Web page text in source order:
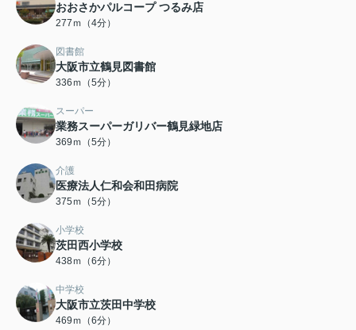
おおさかパルコープ つるみ店
277ｍ（4分）
図書館
大阪市立鶴見図書館
336ｍ（5分）
スーパー
業務スーパーガリバー鶴見緑地店
369ｍ（5分）
介護
医療法人仁和会和田病院
375ｍ（5分）
小学校
茨田西小学校
438ｍ（6分）
中学校
大阪市立茨田中学校
469ｍ（6分）